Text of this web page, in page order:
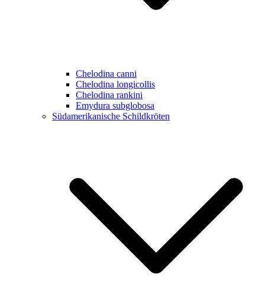
Chelodina canni
Chelodina longicollis
Chelodina rankini
Emydura subglobosa
Südamerikanische Schildkröten